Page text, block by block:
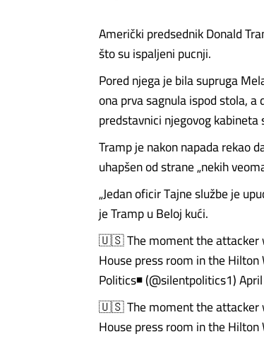
Američki predsednik Donald
što su ispaljeni pucnji.
Pored njega je bila supruga
ona prva sagnula ispod stola,
predstavnici njegovog kabineta
Tramp je nakon napada rekao
uhapšen od strane „nekih
„Jedan oficir Tajne službe je
je Tramp u Beloj kući.
🇺🇸 The moment the attacker
House press room in the
Politics◾️ (@silentpolitics1)
🇺🇸 The moment the attacker
House press room in the